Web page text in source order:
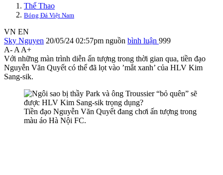
Thể Thao
Bóng Đá Việt Nam
VN EN
Sky Nguyen 20/05/24 02:57pm nguồn bình luận 999
A- A A+
Với những màn trình diễn ấn tượng trong thời gian qua, tiền đạo
Nguyễn Văn Quyết có thể đã lọt vào ’mắt xanh’ của HLV Kim
Sang-sik.
Tiền đạo Nguyễn Văn Quyết đang chơi ấn tượng trong
màu áo Hà Nội FC.